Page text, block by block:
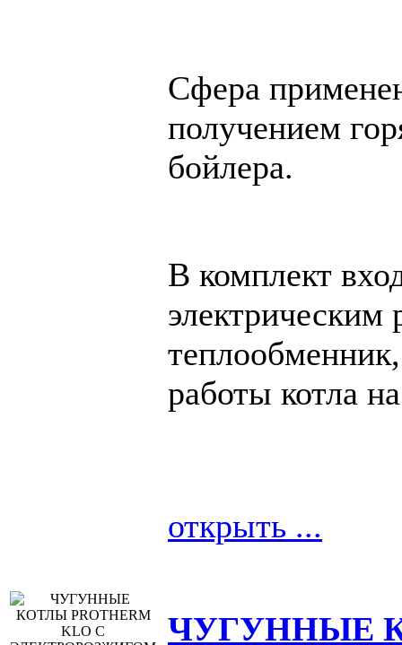
Сфера
получением
бойлера.
В комплект
работы котла
открыть ...
ЧУГУННЫЕ